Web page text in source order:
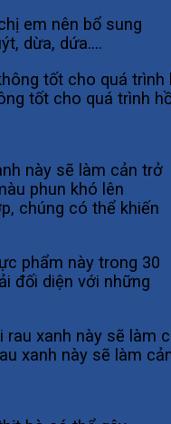
em nên bổ sung
dừa, dứa….
tốt cho quá trình
này sẽ làm cản trở
phun khó lên
chúng có thể khiến
phẩm này trong 30
đối diện với những
xanh này sẽ làm